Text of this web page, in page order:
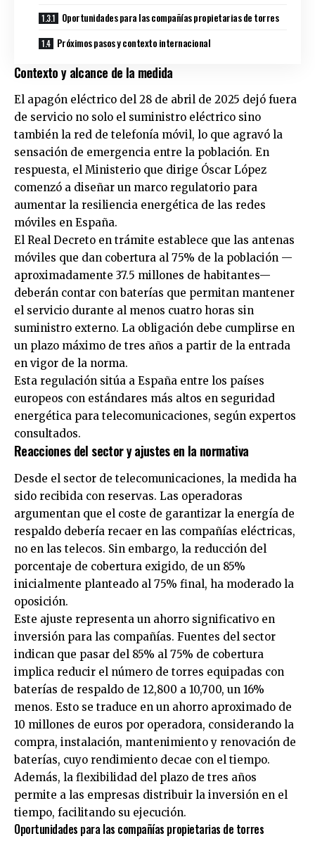
Oportunidades para las compañías propietarias de torres
Próximos pasos y contexto internacional
Contexto y alcance de la medida
El apagón eléctrico del 28 de abril de 2025 dejó fuera
de servicio no solo el suministro eléctrico sino
también la red de telefonía móvil, lo que agravó la
sensación de emergencia entre la población. En
respuesta, el Ministerio que dirige Óscar López
comenzó a diseñar un marco regulatorio para
aumentar la resiliencia energética de las redes
móviles en España.
El Real Decreto en trámite establece que las antenas
móviles que dan cobertura al 75% de la población —
aproximadamente 37.5 millones de habitantes—
deberán contar con baterías que permitan mantener
el servicio durante al menos cuatro horas sin
suministro externo. La obligación debe cumplirse en
un plazo máximo de tres años a partir de la entrada
en vigor de la norma.
Esta regulación sitúa a España entre los países
europeos con estándares más altos en seguridad
energética para telecomunicaciones, según expertos
consultados.
Reacciones del sector y ajustes en la normativa
Desde el sector de telecomunicaciones, la medida ha
sido recibida con reservas. Las operadoras
argumentan que el coste de garantizar la energía de
respaldo debería recaer en las compañías eléctricas,
no en las telecos. Sin embargo, la reducción del
porcentaje de cobertura exigido, de un 85%
inicialmente planteado al 75% final, ha moderado la
oposición.
Este ajuste representa un ahorro significativo en
inversión para las compañías. Fuentes del sector
indican que pasar del 85% al 75% de cobertura
implica reducir el número de torres equipadas con
baterías de respaldo de 12,800 a 10,700, un 16%
menos. Esto se traduce en un ahorro aproximado de
10 millones de euros por operadora, considerando la
compra, instalación, mantenimiento y renovación de
baterías, cuyo rendimiento decae con el tiempo.
Además, la flexibilidad del plazo de tres años
permite a las empresas distribuir la inversión en el
tiempo, facilitando su ejecución.
Oportunidades para las compañías propietarias de torres